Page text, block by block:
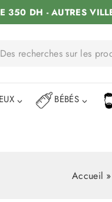
350 DH - AUTRES
BÉBÉS
Accueil